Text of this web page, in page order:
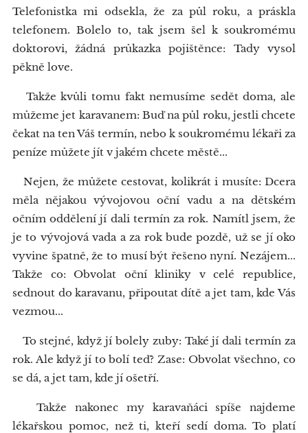
Telefonistka mi odsekla, že za půl roku, a práskla
telefonem. Bolelo to, tak jsem šel k soukromému
doktorovi, žádná průkazka pojištěnce: Tady vysol
pěkně love.
Takže kvůli tomu fakt nemusíme sedět doma, ale
můžeme jet karavanem: Buď na půl roku, jestli chcete
čekat na ten Váš termín, nebo k soukromému lékaři za
peníze můžete jít v jakém chcete městě...
Nejen, že můžete cestovat, kolikrát i musíte: Dcera
měla nějakou vývojovou oční vadu a na dětském
očním oddělení jí dali termín za rok. Namítl jsem, že
je to vývojová vada a za rok bude pozdě, už se jí oko
vyvine špatně, že to musí být řešeno nyní. Nezájem...
Takže co: Obvolat oční kliniky v celé republice,
sednout do karavanu, připoutat dítě a jet tam, kde Vás
vezmou...
To stejné, když jí bolely zuby: Také jí dali termín za
rok. Ale když jí to bolí teď? Zase: Obvolat všechno, co
se dá, a jet tam, kde jí ošetří.
Takže nakonec my karavaňáci spíše najdeme
lékařskou pomoc, než ti, kteří sedí doma. To platí